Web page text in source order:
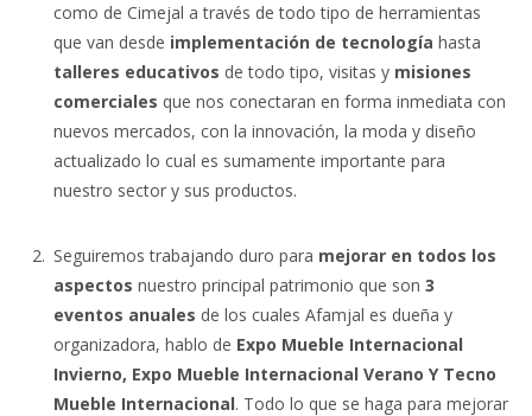
como de Cimejal a través de todo tipo de herramientas
que van desde implementación de tecnología hasta
talleres educativos de todo tipo, visitas y misiones
comerciales que nos conectaran en forma inmediata con
nuevos mercados, con la innovación, la moda y diseño
actualizado lo cual es sumamente importante para
nuestro sector y sus productos.
Seguiremos trabajando duro para mejorar en todos los
aspectos nuestro principal patrimonio que son 3
eventos anuales de los cuales Afamjal es dueña y
organizadora, hablo de Expo Mueble Internacional
Invierno, Expo Mueble Internacional Verano Y Tecno
Mueble Internacional. Todo lo que se haga para mejorar